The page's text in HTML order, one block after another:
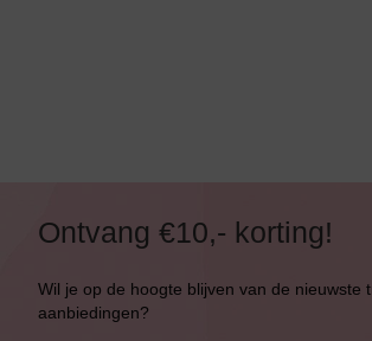
Ontvang €10,- korting!
Wil je op de hoogte blijven van de nieuwste
aanbiedingen?